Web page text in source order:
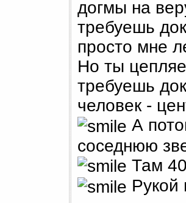
догмы на
требуешь
просто мне
Но ты
требуешь
человек -
А
соседнюю
Там
Рукой